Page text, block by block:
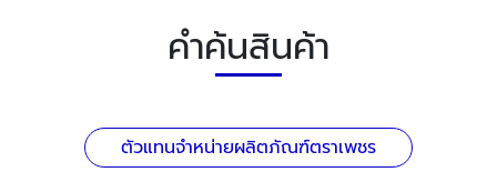
คำค้นสินค้า
ตัวแทนจำหน่ายผลิตภัณฑ์ตราเพชร